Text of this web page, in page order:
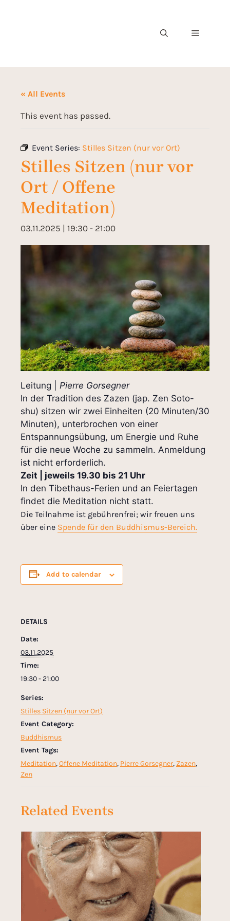
« All Events
This event has passed.
Event Series: Stilles Sitzen (nur vor Ort)
Stilles Sitzen (nur vor
Ort / Offene
Meditation)
03.11.2025 | 19:30 - 21:00
Leitung | Pierre Gorsegner
In der Tradition des Zazen (jap. Zen Soto-
shu) sitzen wir zwei Einheiten (20 Minuten/30
Minuten), unterbrochen von einer
Entspannungsübung, um Energie und Ruhe
für die neue Woche zu sammeln. Anmeldung
ist nicht erforderlich.
Zeit | jeweils 19.30 bis 21 Uhr
In den Tibethaus-Ferien und an Feiertagen
findet die Meditation nicht statt.
Die Teilnahme ist gebührenfrei; wir freuen uns
über eine Spende für den Buddhismus-Bereich.
Add to calendar
DETAILS
Date:
03.11.2025
Time:
19:30 - 21:00
Series:
Stilles Sitzen (nur vor Ort)
Event Category:
Buddhismus
Event Tags:
Meditation,Offene Meditation, Pierre Gorsegner, Zazen,
Zen
Related Events